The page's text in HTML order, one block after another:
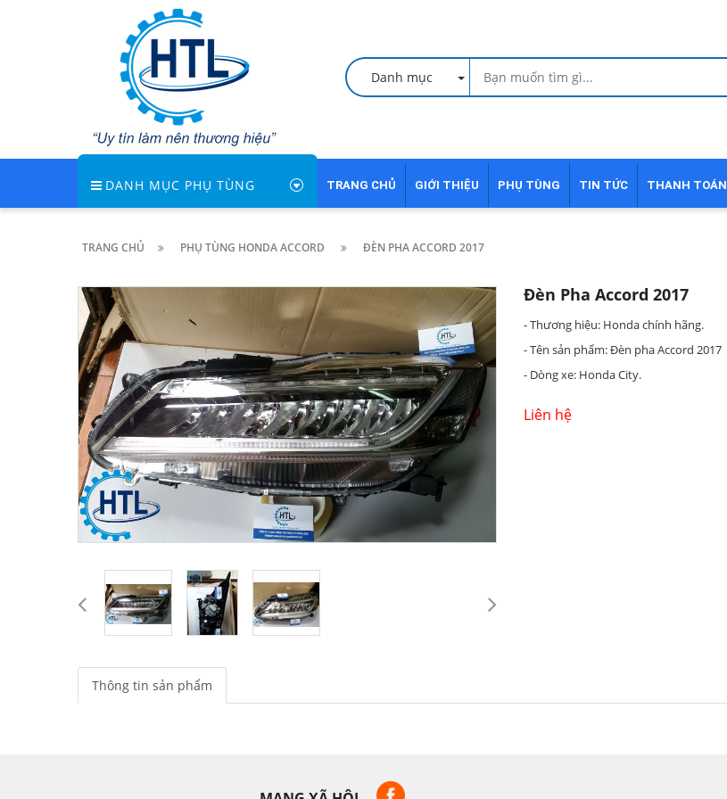
Danh mục
DANH MỤC PHỤ TÙNG TRANG CHỦ GIỚI THIỆU PHỤ TÙNG TIN TỨC THANH TOÁN
TRANG CHỦ PHỤ TÙNG HONDA ACCORD ĐÈN PHA ACCORD 2017
Đèn Pha Accord 2017
- Thương hiệu: Honda chính hãng.
- Tên sản phẩm: Đèn pha Accord 2017
- Dòng xe: Honda City.
Liên hệ
Thông tin sản phẩm